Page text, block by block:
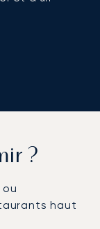
?
haut